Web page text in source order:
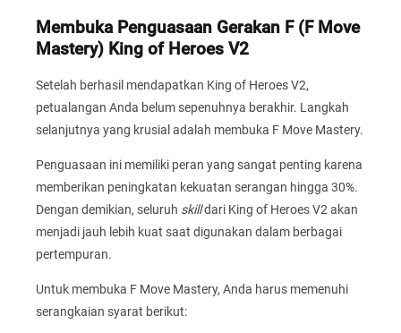
Membuka Penguasaan Gerakan F (F Move
Mastery) King of Heroes V2
Setelah berhasil mendapatkan King of Heroes V2,
petualangan Anda belum sepenuhnya berakhir. Langkah
selanjutnya yang krusial adalah membuka F Move Mastery.
Penguasaan ini memiliki peran yang sangat penting karena
memberikan peningkatan kekuatan serangan hingga 30%.
Dengan demikian, seluruh skilldari King of Heroes V2 akan
menjadi jauh lebih kuat saat digunakan dalam berbagai
pertempuran.
Untuk membuka F Move Mastery, Anda harus memenuhi
serangkaian syarat berikut: